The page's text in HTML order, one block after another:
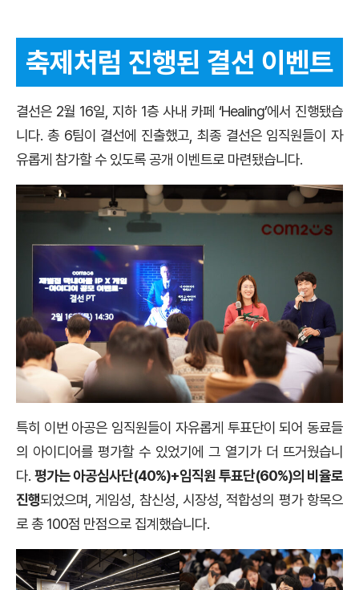
축제처럼 진행된 결선 이벤트
결선은 2월 16일, 지하 1층 사내 카페 ‘Healing’에서 진행됐습
니다. 총 6팀이 결선에 진출했고, 최종 결선은 임직원들이 자
유롭게 참가할 수 있도록 공개 이벤트로 마련됐습니다.
특히 이번 아공은 임직원들이 자유롭게 투표단이 되어 동료들
의 아이디어를 평가할 수 있었기에 그 열기가 더 뜨거웠습니
다. 평가는 아공심사단(40%)+임직원 투표단(60%)의 비율로
진행되었으며, 게임성, 참신성, 시장성, 적합성의 평가 항목으
로 총 100점 만점으로 집계했습니다.